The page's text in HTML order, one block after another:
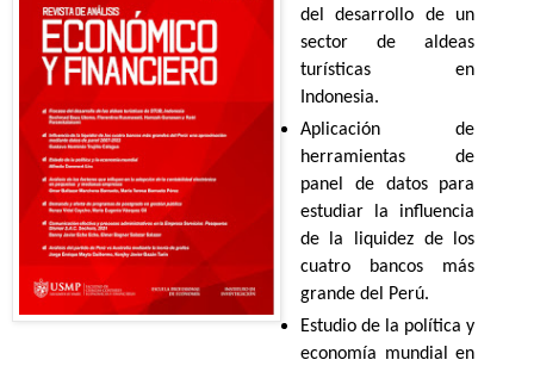
del desarrollo de un
sector de aldeas
turísticas en
Indonesia.
Aplicación de
herramientas de
panel de datos para
estudiar la influencia
de la liquidez de los
cuatro bancos más
grande del Perú.
Estudio de la política y
economía mundial en